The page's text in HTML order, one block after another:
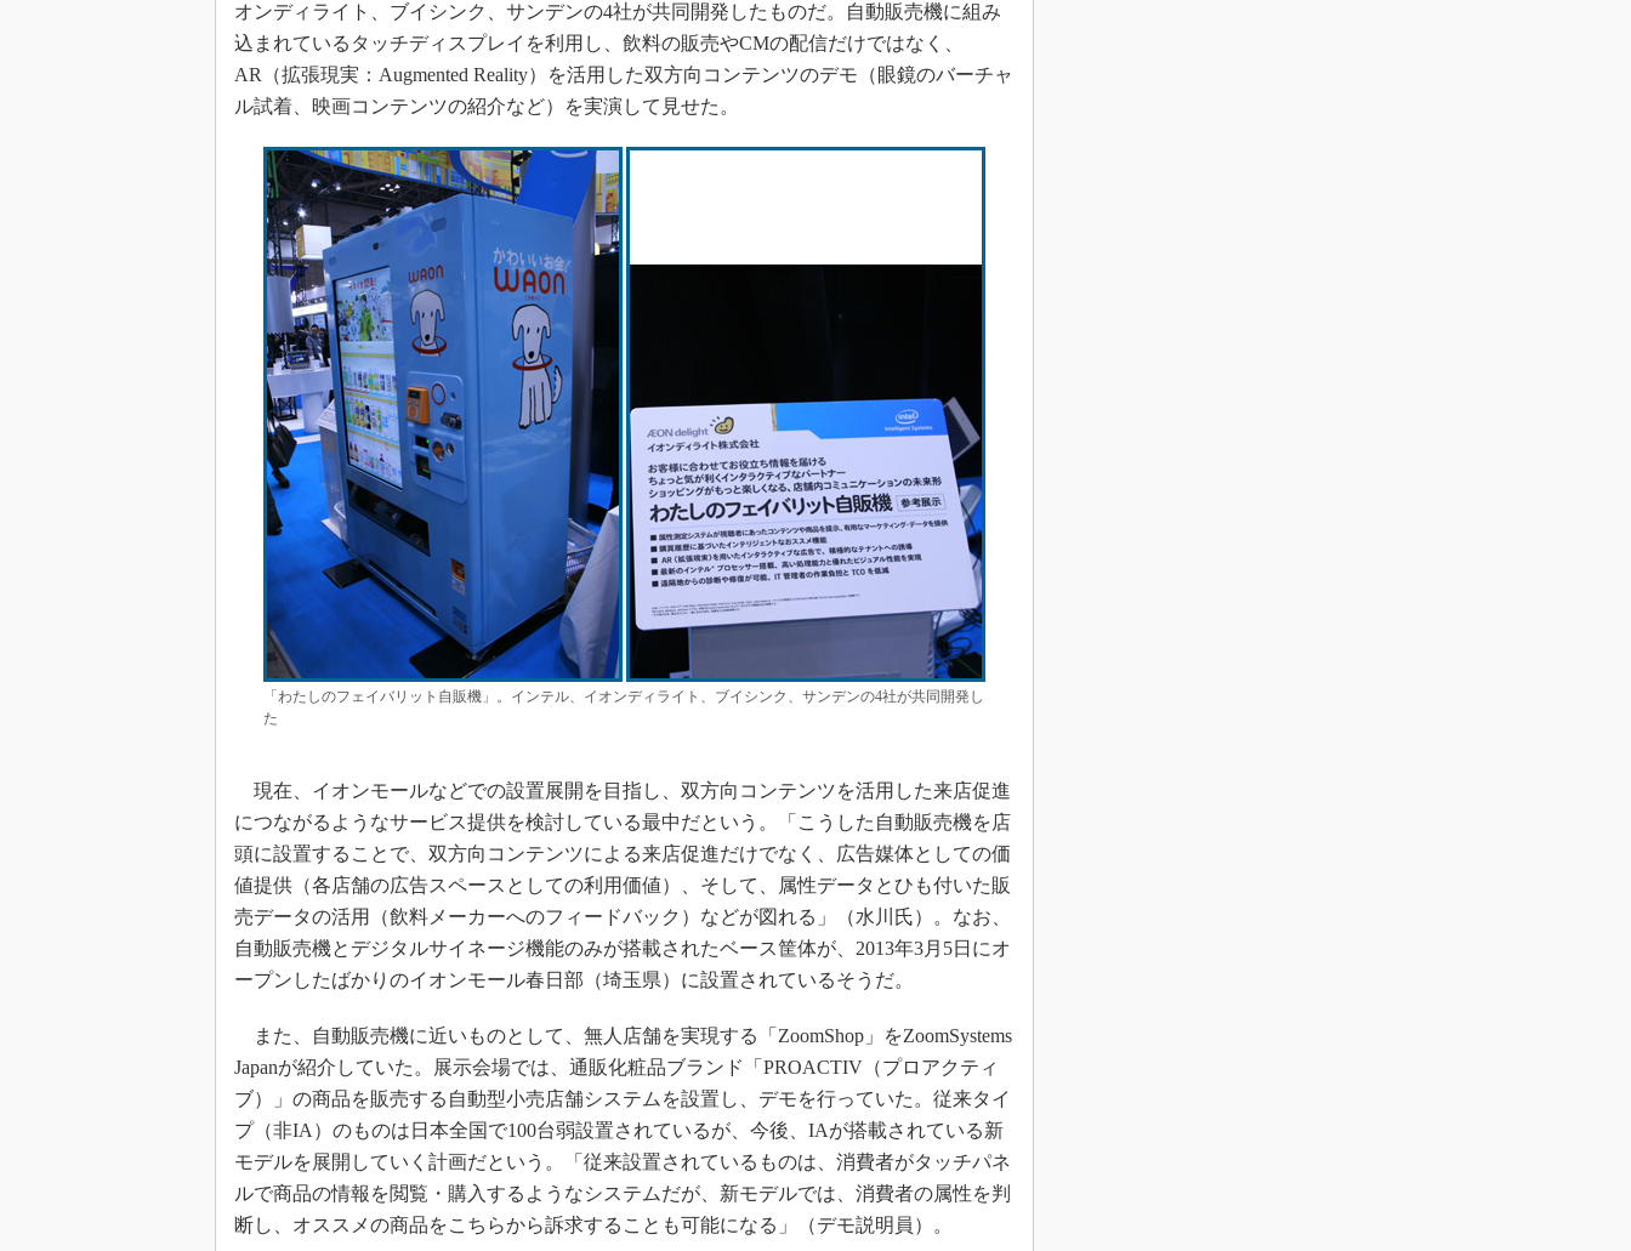
オンディライト、ブイシンク、サンデンの4社が共同開発したものだ。自動販売機に組み
込まれているタッチディスプレイを利用し、飲料の販売やCMの配信だけではなく、
AR（拡張現実：Augmented Reality）を活用した双方向コンテンツのデモ（眼鏡のバーチャ
ル試着、映画コンテンツの紹介など）を実演して見せた。
「わたしのフェイバリット自販機」。インテル、イオンディライト、ブイシンク、サンデンの4社が共同開発し
た
現在、イオンモールなどでの設置展開を目指し、双方向コンテンツを活用した来店促進
につながるようなサービス提供を検討している最中だという。「こうした自動販売機を店
頭に設置することで、双方向コンテンツによる来店促進だけでなく、広告媒体としての価
値提供（各店舗の広告スペースとしての利用価値）、そして、属性データとひも付いた販
売データの活用（飲料メーカーへのフィードバック）などが図れる」（水川氏）。なお、
自動販売機とデジタルサイネージ機能のみが搭載されたベース筐体が、2013年3月5日にオ
ープンしたばかりのイオンモール春日部（埼玉県）に設置されているそうだ。
また、自動販売機に近いものとして、無人店舗を実現する「ZoomShop」をZoomSystems
Japanが紹介していた。展示会場では、通販化粧品ブランド「PROACTIV（プロアクティ
ブ）」の商品を販売する自動型小売店舗システムを設置し、デモを行っていた。従来タイ
プ（非IA）のものは日本全国で100台弱設置されているが、今後、IAが搭載されている新
モデルを展開していく計画だという。「従来設置されているものは、消費者がタッチパネ
ルで商品の情報を閲覧・購入するようなシステムだが、新モデルでは、消費者の属性を判
断し、オススメの商品をこちらから訴求することも可能になる」（デモ説明員）。